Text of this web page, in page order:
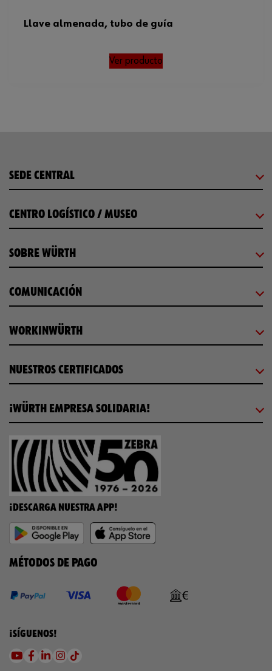
Llave almenada, tubo de guía
Ver producto
SEDE CENTRAL
CENTRO LOGÍSTICO / MUSEO
SOBRE WÜRTH
COMUNICACIÓN
WORKINWÜRTH
NUESTROS CERTIFICADOS
¡WÜRTH EMPRESA SOLIDARIA!
¡DESCARGA NUESTRA APP!
MÉTODOS DE PAGO
¡SÍGUENOS!